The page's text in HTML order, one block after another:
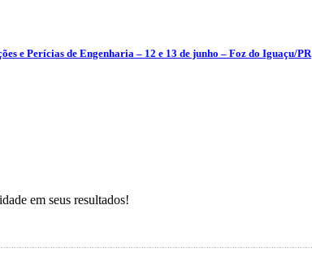
e Perícias de Engenharia – 12 e 13 de junho – Foz do Iguaçu/PR
em seus resultados!